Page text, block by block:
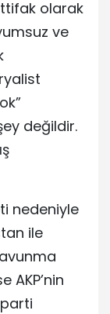
olarak
ve
değildir.
nedeniyle
ile
AKP’nin